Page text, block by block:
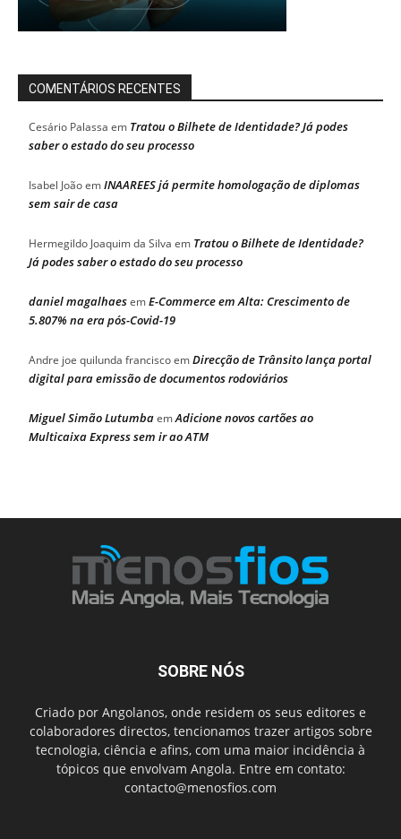
COMENTÁRIOS RECENTES
Cesário Palassa em Tratou o Bilhete de Identidade? Já podes
saber o estado do seu processo
Isabel JoãoemINAAREES já permite homologação de diplomas
sem sair de casa
Hermegildo Joaquim da Silva em Tratou o Bilhete de Identidade?
Já podes saber o estado do seu processo
daniel magalhaesemE-Commerce em Alta: Crescimento de
5.807% na era pós-Covid-19
Andre joe quilunda franciscoemDirecção de Trânsito lança portal
digital para emissão de documentos rodoviários
Miguel Simão LutumbaemAdicione novos cartões ao
Multicaixa Express sem ir ao ATM
SOBRE NÓS
Criado por Angolanos, onde residem os seus editores e
colaboradores directos, tencionamos trazer artigos sobre
tecnologia, ciência e afins, com uma maior incidência à
tópicos que envolvam Angola. Entre em contato:
contacto@menosfios.com